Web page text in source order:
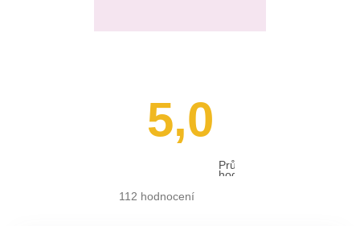
5,0
Průměrné
hodnocení
112 hodnocení